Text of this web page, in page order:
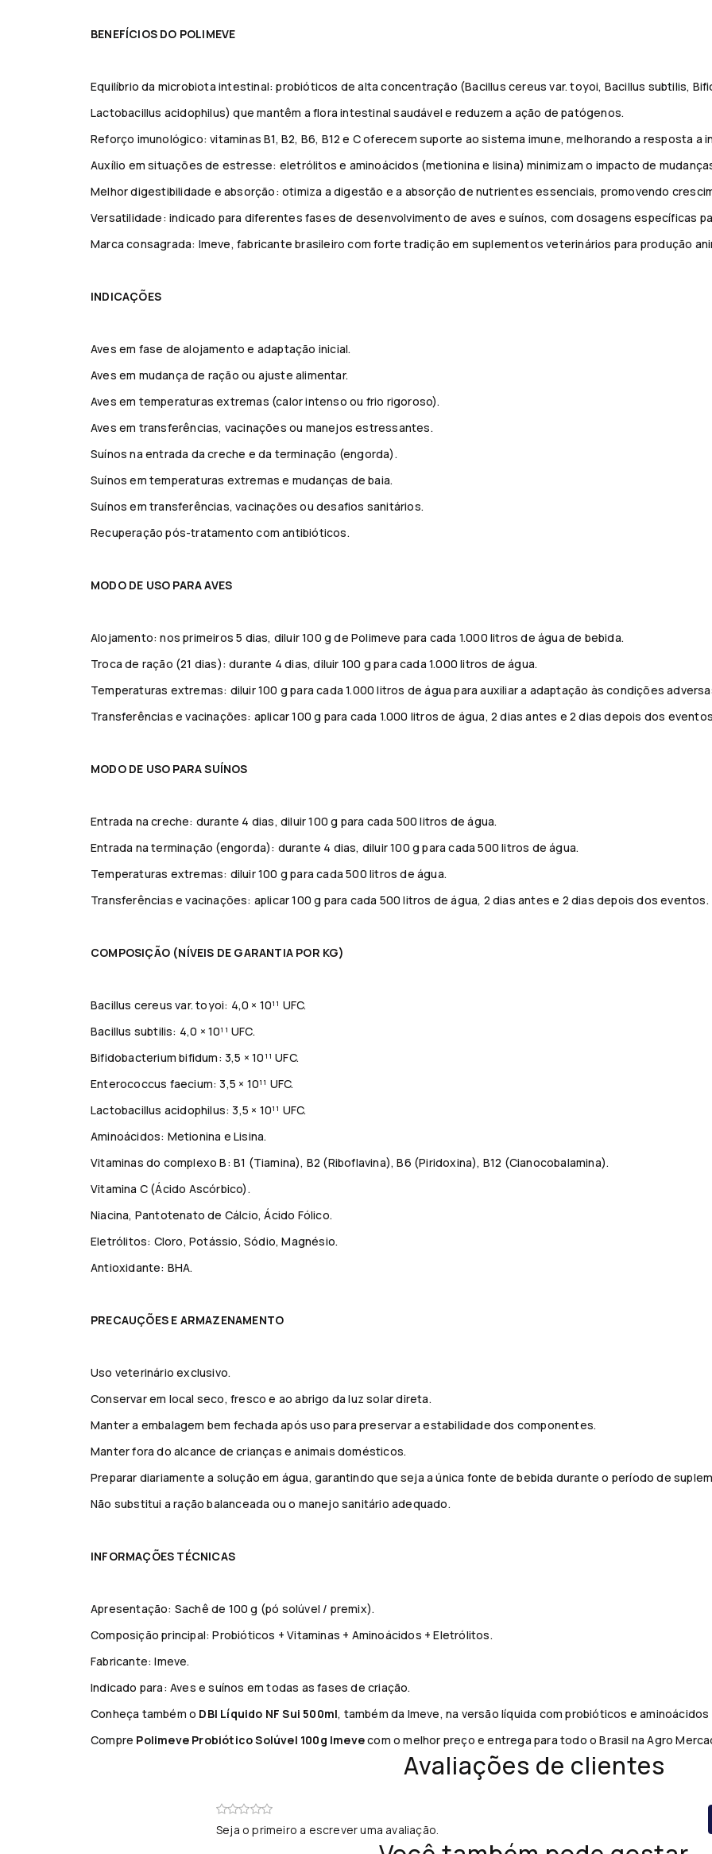
BENEFÍCIOS DO POLIMEVE
Equilíbrio da microbiota intestinal: probióticos de alta concentração (Bacillus cereus var. toyoi, Bacillus subtilis,
Lactobacillus acidophilus) que mantêm a flora intestinal saudável e reduzem a ação de patógenos.
Reforço imunológico: vitaminas B1, B2, B6, B12 e C oferecem suporte ao sistema imune, melhorando a resposta
Auxílio em situações de estresse: eletrólitos e aminoácidos (metionina e lisina) minimizam o impacto de
Melhor digestibilidade e absorção: otimiza a digestão e a absorção de nutrientes essenciais, promovendo
Versatilidade: indicado para diferentes fases de desenvolvimento de aves e suínos, com dosagens específicas
Marca consagrada: Imeve, fabricante brasileiro com forte tradição em suplementos veterinários para produção
INDICAÇÕES
Aves em fase de alojamento e adaptação inicial.
Aves em mudança de ração ou ajuste alimentar.
Aves em temperaturas extremas (calor intenso ou frio rigoroso).
Aves em transferências, vacinações ou manejos estressantes.
Suínos na entrada da creche e da terminação (engorda).
Suínos em temperaturas extremas e mudanças de baia.
Suínos em transferências, vacinações ou desafios sanitários.
Recuperação pós-tratamento com antibióticos.
MODO DE USO PARA AVES
Alojamento: nos primeiros 5 dias, diluir 100 g de Polimeve para cada 1.000 litros de água de bebida.
Troca de ração (21 dias): durante 4 dias, diluir 100 g para cada 1.000 litros de água.
Temperaturas extremas: diluir 100 g para cada 1.000 litros de água para auxiliar a adaptação às condições
Transferências e vacinações: aplicar 100 g para cada 1.000 litros de água, 2 dias antes e 2 dias depois dos
MODO DE USO PARA SUÍNOS
Entrada na creche: durante 4 dias, diluir 100 g para cada 500 litros de água.
Entrada na terminação (engorda): durante 4 dias, diluir 100 g para cada 500 litros de água.
Temperaturas extremas: diluir 100 g para cada 500 litros de água.
Transferências e vacinações: aplicar 100 g para cada 500 litros de água, 2 dias antes e 2 dias depois dos eventos.
COMPOSIÇÃO (NÍVEIS DE GARANTIA POR KG)
Bacillus cereus var. toyoi: 4,0 × 10¹¹ UFC.
Bacillus subtilis: 4,0 × 10¹¹ UFC.
Bifidobacterium bifidum: 3,5 × 10¹¹ UFC.
Enterococcus faecium: 3,5 × 10¹¹ UFC.
Lactobacillus acidophilus: 3,5 × 10¹¹ UFC.
Aminoácidos: Metionina e Lisina.
Vitaminas do complexo B: B1 (Tiamina), B2 (Riboflavina), B6 (Piridoxina), B12 (Cianocobalamina).
Vitamina C (Ácido Ascórbico).
Niacina, Pantotenato de Cálcio, Ácido Fólico.
Eletrólitos: Cloro, Potássio, Sódio, Magnésio.
Antioxidante: BHA.
PRECAUÇÕES E ARMAZENAMENTO
Uso veterinário exclusivo.
Conservar em local seco, fresco e ao abrigo da luz solar direta.
Manter a embalagem bem fechada após uso para preservar a estabilidade dos componentes.
Manter fora do alcance de crianças e animais domésticos.
Preparar diariamente a solução em água, garantindo que seja a única fonte de bebida durante o período de
Não substitui a ração balanceada ou o manejo sanitário adequado.
INFORMAÇÕES TÉCNICAS
Apresentação: Sachê de 100 g (pó solúvel / premix).
Composição principal: Probióticos + Vitaminas + Aminoácidos + Eletrólitos.
Fabricante: Imeve.
Indicado para: Aves e suínos em todas as fases de criação.
Conheça também o DBI Líquido NF Sui 500ml, também da Imeve, na versão líquida com probióticos e
Compre Polimeve Probiótico Solúvel 100g Imevecom o melhor preço e entrega para todo o Brasil na Agro
Avaliações de clientes
Seja o primeiro a escrever uma avaliação.